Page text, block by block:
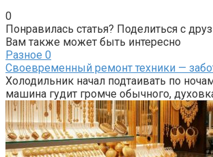
0
Понравилась статья? Поделиться с
Вам также может быть интересно
Разное 0
Своевременный ремонт техники —
Холодильник начал подтаивать по
машина гудит громче обычного,